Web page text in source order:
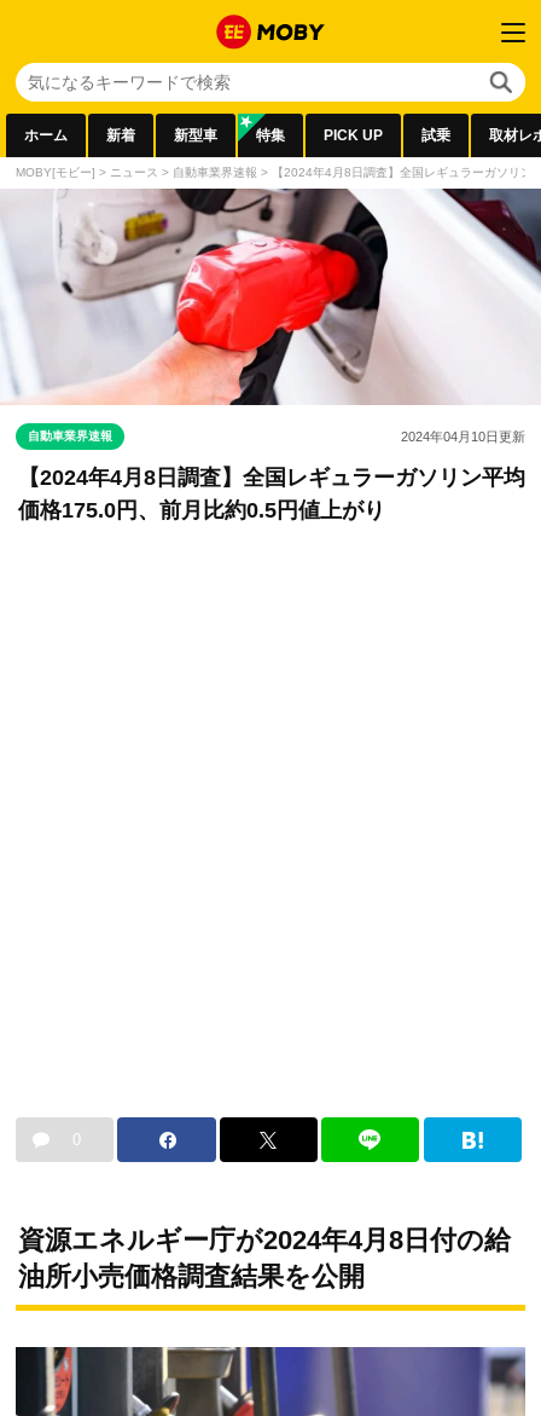
ホーム 新着 新型車 特集 PICK UP 試乗 取材レ
MOBY[モビー] > ニュース > 自動車業界速報 > 【2024年4月8日調査】全国レギュラーガソリ
自動車業界速報 2024年04月10日更新
【2024年4月8日調査】全国レギュラーガソリン平均
価格175.0円、前月比約0.5円値上がり
0
資源エネルギー庁が2024年4月8日付の給
油所小売価格調査結果を公開